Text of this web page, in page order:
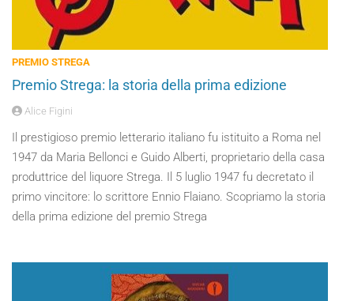
PREMIO STREGA
Premio Strega: la storia della prima edizione
Alice Figini
Il prestigioso premio letterario italiano fu istituito a Roma nel
1947 da Maria Bellonci e Guido Alberti, proprietario della casa
produttrice del liquore Strega. Il 5 luglio 1947 fu decretato il
primo vincitore: lo scrittore Ennio Flaiano. Scopriamo la storia
della prima edizione del premio Strega